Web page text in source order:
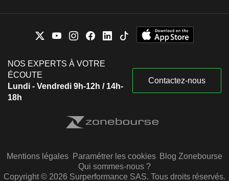
NOS EXPERTS À VOTRE
ÉCOUTE
Lundi - Vendredi 9h-12h / 14h-
18h
Contactez-nous
Mentions légales Paramétrer les cookies Blog Zonebourse
Qui sommes-nous ?
Copyright © 2026 Surperformance SAS. Tous droits réservés.